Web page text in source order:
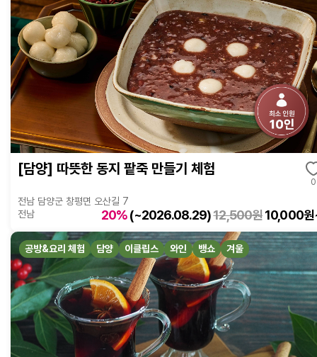
[담양] 따뜻한 동지 팥죽 만들기 체험
0
전남 담양군 창평면 오산길 7
전남
20%(~2026.08.29)12,500원10,000
공방&요리 체험 담양 이클립스 와인 뱅쇼 겨울